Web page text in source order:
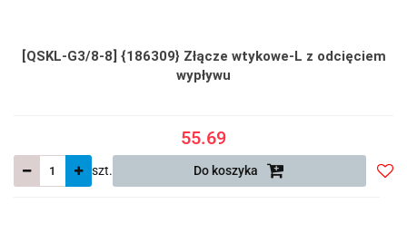
[QSKL-G3/8-8] {186309} Złącze wtykowe-L z odcięciem
wypływu
55.69
szt. Do koszyka